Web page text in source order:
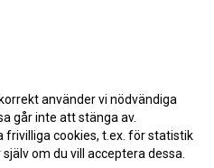
använder vi nödvändiga
går inte att stänga av.
frivilliga cookies, t.ex. för statistik
om du vill acceptera dessa.